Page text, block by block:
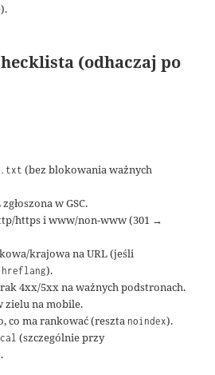
(odhaczaj po
(bez blokowania ważnych
w GSC.
https i www/non-www (301 →
krajowa na URL (jeśli
hreflang).
4xx/5xx na ważnych podstronach.
zielu na mobile.
co ma rankować (reszta noindex).
(szczególnie przy